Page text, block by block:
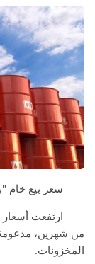
سعر بيع خام "برنت"
ارتفعت
من شهرين،
المخزونات.